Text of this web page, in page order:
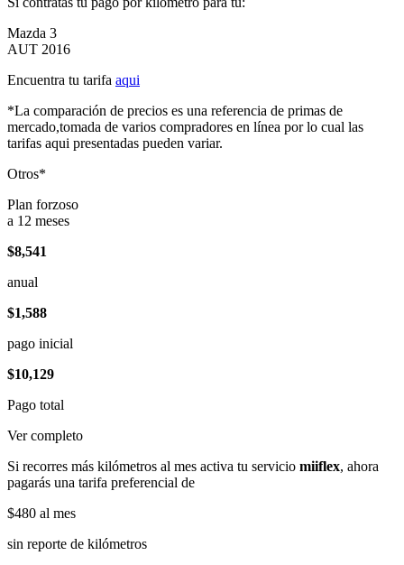
Mazda 3
AUT 2016
Encuentra tu tarifa aqui
*La comparación de precios es una referencia de primas de
mercado,tomada de varios compradores en línea por lo cual las
tarifas aqui presentadas pueden variar.
Otros*
Plan forzoso
a 12 meses
$8,541
anual
$1,588
pago inicial
$10,129
Pago total
Ver completo
Si recorres más kilómetros al mes activa tu servicio miiflex, ahora
pagarás una tarifa preferencial de
$480 al mes
sin reporte de kilómetros